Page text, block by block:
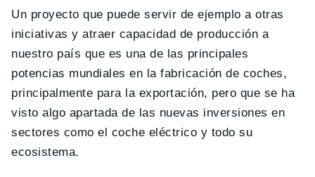
Un proyecto que puede servir de ejemplo a otras
iniciativas y atraer capacidad de producción a
nuestro país que es una de las principales
potencias mundiales en la fabricación de coches,
principalmente para la exportación, pero que se ha
visto algo apartada de las nuevas inversiones en
sectores como el coche eléctrico y todo su
ecosistema.